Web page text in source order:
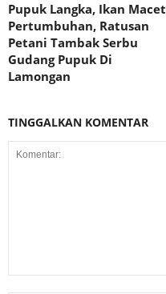
Pupuk Langka, Ikan Macet
Pertumbuhan, Ratusan
Petani Tambak Serbu
Gudang Pupuk Di
Lamongan
TINGGALKAN KOMENTAR